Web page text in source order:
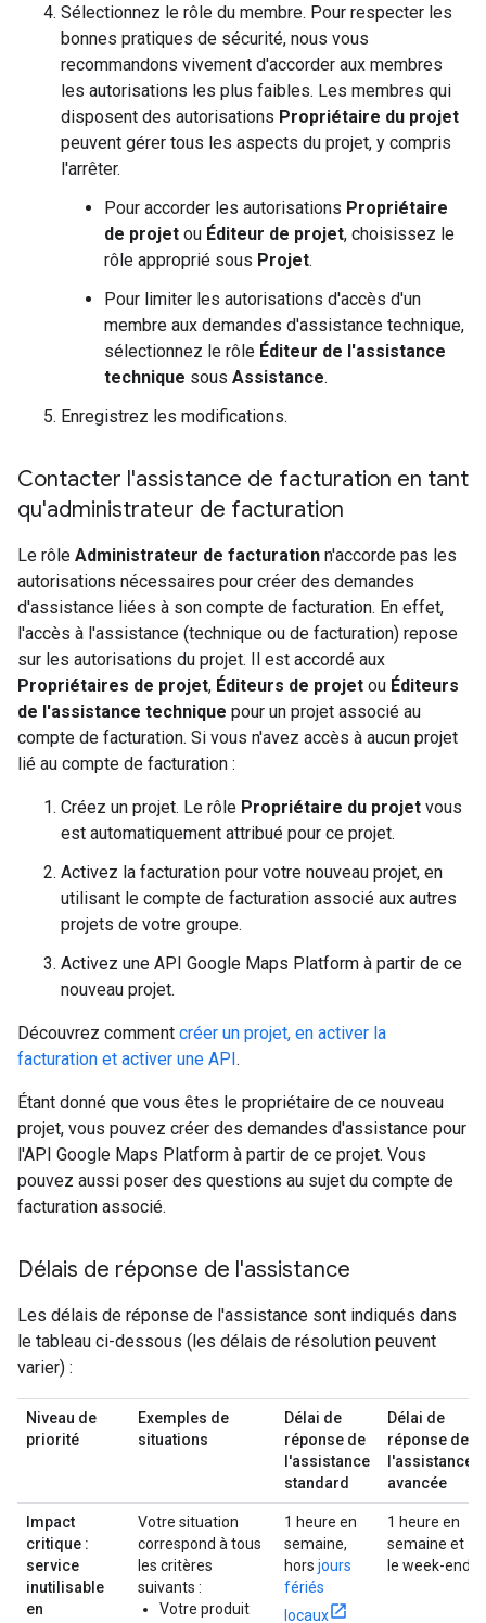
Sélectionnez le rôle du membre. Pour respecter les
bonnes pratiques de sécurité, nous vous
recommandons vivement d'accorder aux membres
les autorisations les plus faibles. Les membres qui
disposent des autorisations Propriétaire du projet
peuvent gérer tous les aspects du projet, y compris
l'arrêter.
Pour accorder les autorisations Propriétaire
de projet ou Éditeur de projet, choisissez le
rôle approprié sous Projet.
Pour limiter les autorisations d'accès d'un
membre aux demandes d'assistance technique,
sélectionnez le rôle Éditeur de l'assistance
technique sous Assistance.
Enregistrez les modifications.
Contacter l'assistance de facturation en tant
qu'administrateur de facturation
Le rôle Administrateur de facturation n'accorde pas les
autorisations nécessaires pour créer des demandes
d'assistance liées à son compte de facturation. En effet,
l'accès à l'assistance (technique ou de facturation) repose
sur les autorisations du projet. Il est accordé aux
Propriétaires de projet, Éditeurs de projet ou Éditeurs
de l'assistance technique pour un projet associé au
compte de facturation. Si vous n'avez accès à aucun projet
lié au compte de facturation :
Créez un projet. Le rôle Propriétaire du projet vous
est automatiquement attribué pour ce projet.
Activez la facturation pour votre nouveau projet, en
utilisant le compte de facturation associé aux autres
projets de votre groupe.
Activez une API Google Maps Platform à partir de ce
nouveau projet.
Découvrez comment créer un projet, en activer la
facturation et activer une API.
Étant donné que vous êtes le propriétaire de ce nouveau
projet, vous pouvez créer des demandes d'assistance pour
l'API Google Maps Platform à partir de ce projet. Vous
pouvez aussi poser des questions au sujet du compte de
facturation associé.
Délais de réponse de l'assistance
Les délais de réponse de l'assistance sont indiqués dans
le tableau ci-dessous (les délais de résolution peuvent
varier) :
Niveau de
priorité
Exemples de
situations
Délai de
réponse de
l'assistance
standard
Délai de
réponse de
l'assistance
avancée
Impact
critique :
service
inutilisable
en
Votre situation
correspond à tous
les critères
suivants :
Votre produit
1 heure en
semaine,
hors jours
fériés
locaux
1 heure en
semaine et
le week-end